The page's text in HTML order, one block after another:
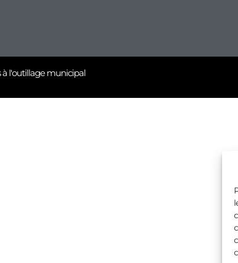
à l'outillage municipal